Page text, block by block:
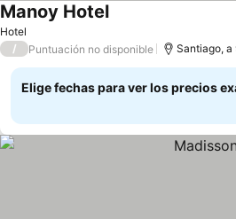
Hotel
Manoy HotelVer precios
/ Puntuación no disponible Santiago, a
Elige fechas para ver los precios